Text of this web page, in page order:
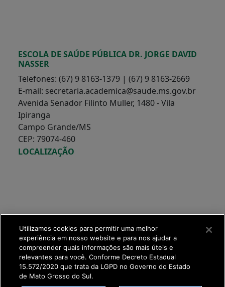
ESCOLA DE SAÚDE PÚBLICA DR. JORGE DAVID
NASSER
Telefones: (67) 9 8163-1379 | (67) 9 8163-2669
E-mail: secretaria.academica@saude.ms.gov.br
Avenida Senador Filinto Muller, 1480 - Vila
Ipiranga
Campo Grande/MS
CEP: 79074-460
LOCALIZAÇÃO
Utilizamos cookies para permitir uma melhor
experiência em nosso website e para nos ajudar a
compreender quais informações são mais úteis e
relevantes para você. Conforme Decreto Estadual
15.572/2020 que trata da LGPD no Governo do Estado
de Mato Grosso do Sul.